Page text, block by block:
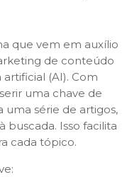
que vem em auxílio
de conteúdo
(AI). Com
uma chave de
série de artigos,
buscada. Isso facilita
cada tópico.